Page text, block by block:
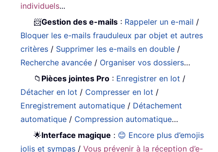
individuels...
📨Gestion des e-mails : Rappeler un e-mail /
Bloquer les e-mails frauduleux par objet et autres
critères / Supprimer les e-mails en double /
Recherche avancée / Organiser vos dossiers…
📁 Pièces jointes Pro : Enregistrer en lot /
Détacher en lot / Compresser en lot /
Enregistrement automatique / Détachement
automatique / Compression automatique…
🌟Interface magique : 😊 Encore plus d’emojis
jolis et sympas /Vous prévenir à la réception d’e-